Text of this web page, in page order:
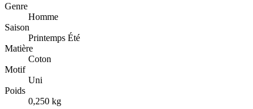
Genre
Homme
Saison
Printemps Été
Matière
Coton
Motif
Uni
Poids
0,250 kg